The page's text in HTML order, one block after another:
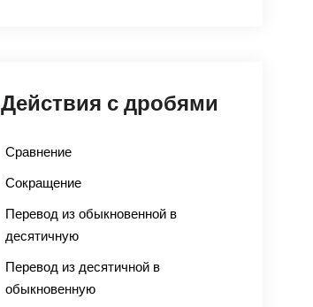
Действия с дробями
Сравнение
Сокращение
Перевод из обыкновенной в
десятичную
Перевод из десятичной в
обыкновенную